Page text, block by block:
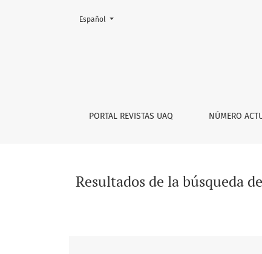
Buscar
PORTAL REVISTAS UAQ NÚMERO
Cambiar el idioma. El actual es:
Español
Resultados de la búsqueda de